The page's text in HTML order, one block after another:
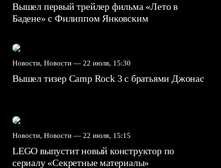
Вышел первый трейлер фильма «Лето в
Бадене» с Филиппом Янковским
Новости, Новости — 22 июля, 15:30
Вышел тизер Camp Rock 3 с братьями Джонас
Новости, Новости — 22 июля, 15:15
LEGO выпустит новый конструктор по
сериалу «Секретные материалы»